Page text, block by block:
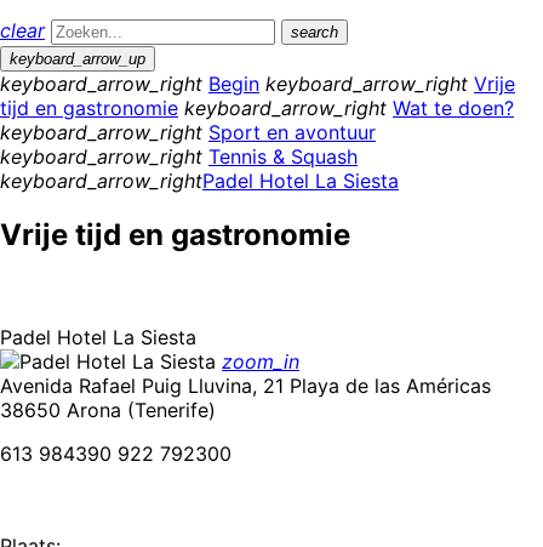
clear
search
keyboard_arrow_up
keyboard_arrow_right Begin keyboard_arrow_right Vrije
tijd en gastronomie keyboard_arrow_right Wat te doen?
keyboard_arrow_right Sport en avontuur
keyboard_arrow_right Tennis & Squash
keyboard_arrow_rightPadel Hotel La Siesta
Vrije tijd en gastronomie
Padel Hotel La Siesta
zoom_in
Avenida Rafael Puig Lluvina, 21 Playa de las Américas
38650 Arona (Tenerife)
613 984390 922 792300